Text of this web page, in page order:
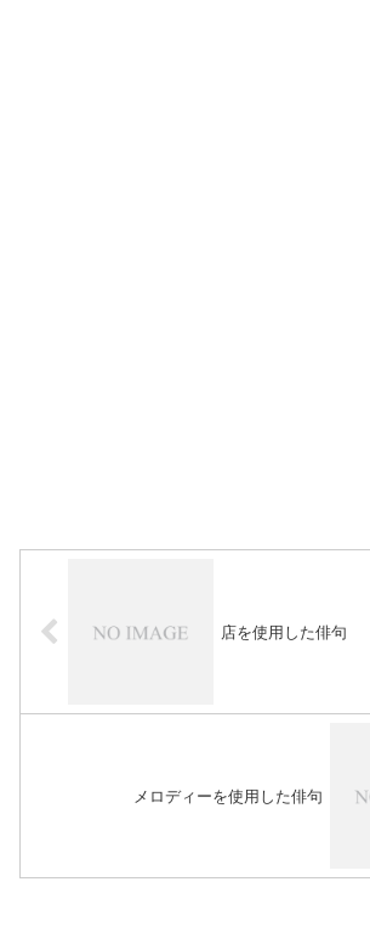
店を使用した俳句
メロディーを使用した俳句